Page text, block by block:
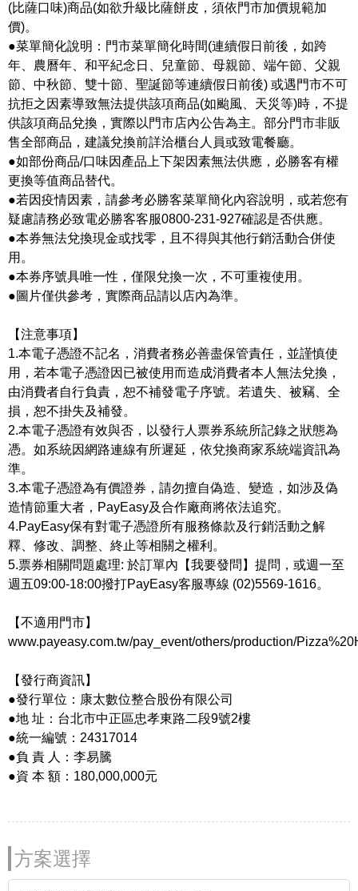
(比薩口味)商品(如欲升級比薩餅皮，須依門市加價規範加
價)。
●菜單簡化說明：門市菜單簡化時間(連續假日前後，如跨
年、農曆年、和平紀念日、兒童節、母親節、端午節、父親
節、中秋節、雙十節、聖誕節等連續假日前後) 或遇門市不可
抗拒之因素導致無法提供該項商品(如颱風、天災等)時，不提
供該項商品兌換，實際以門市店內公告為主。部分門市非販
售全部商品，建議兌換前詳洽櫃台人員或致電餐廳。
●如部份商品/口味因產品上下架因素無法供應，必勝客有權
更換等值商品替代。
●若因疫情因素，請參考必勝客菜單簡化內容說明，或若您有
疑慮請務必致電必勝客客服0800-231-927確認是否供應。
●本券無法兌換現金或找零，且不得與其他行銷活動合併使
用。
●本券序號具唯一性，僅限兌換一次，不可重複使用。
●圖片僅供參考，實際商品請以店內為準。
【注意事項】
1.本電子憑證不記名，消費者務必善盡保管責任，並謹慎使
用，若本電子憑證因已被使用而造成消費者本人無法兌換，
由消費者自行負責，恕不補發電子序號。若遺失、被竊、全
損，恕不掛失及補發。
2.本電子憑證有效與否，以發行人票券系統所記錄之狀態為
憑。如系統因網路連線有所遲延，依兌換商家系統端資訊為
準。
3.本電子憑證為有價證券，請勿擅自偽造、變造，如涉及偽
造情節重大者，PayEasy及合作廠商將依法追究。
4.PayEasy保有對電子憑證所有服務條款及行銷活動之解
釋、修改、調整、終止等相關之權利。
5.票券相關問題處理: 於訂單內【我要發問】提問，或週一至
週五09:00-18:00撥打PayEasy客服專線 (02)5569-1616。
【不適用門市】
www.payeasy.com.tw/pay_event/others/production/
【發行商資訊】
●發行單位：康太數位整合股份有限公司
●地 址：台北市中正區忠孝東路二段9號2樓
●統一編號：24317014
●負 責 人：李易騰
●資 本 額：180,000,000元
方案選擇